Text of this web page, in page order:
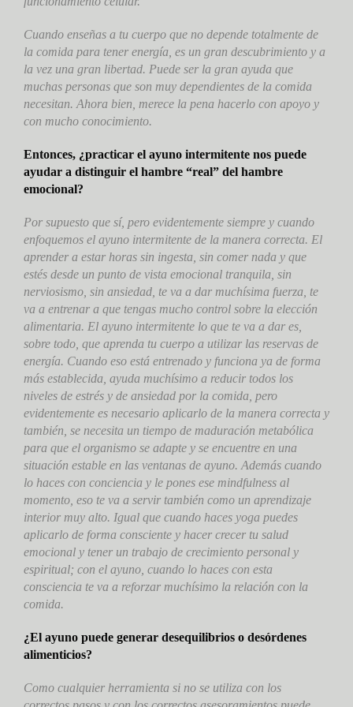
Cuando enseñas a tu cuerpo que no depende totalmente de
la comida para tener energía, es un gran descubrimiento y a
la vez una gran libertad. Puede ser la gran ayuda que
muchas personas que son muy dependientes de la comida
necesitan. Ahora bien, merece la pena hacerlo con apoyo y
con mucho conocimiento.
Entonces, ¿practicar el ayuno intermitente nos puede
ayudar a distinguir el hambre “real” del hambre
emocional?
Por supuesto que sí, pero evidentemente siempre y cuando
enfoquemos el ayuno intermitente de la manera correcta. El
aprender a estar horas sin ingesta, sin comer nada y que
estés desde un punto de vista emocional tranquila, sin
nerviosismo, sin ansiedad, te va a dar muchísima fuerza, te
va a entrenar a que tengas mucho control sobre la elección
alimentaria. El ayuno intermitente lo que te va a dar es,
sobre todo, que aprenda tu cuerpo a utilizar las reservas de
energía. Cuando eso está entrenado y funciona ya de forma
más establecida, ayuda muchísimo a reducir todos los
niveles de estrés y de ansiedad por la comida, pero
evidentemente es necesario aplicarlo de la manera correcta y
también, se necesita un tiempo de maduración metabólica
para que el organismo se adapte y se encuentre en una
situación estable en las ventanas de ayuno. Además cuando
lo haces con conciencia y le pones ese mindfulness al
momento, eso te va a servir también como un aprendizaje
interior muy alto. Igual que cuando haces yoga puedes
aplicarlo de forma consciente y hacer crecer tu salud
emocional y tener un trabajo de crecimiento personal y
espiritual; con el ayuno, cuando lo haces con esta
consciencia te va a reforzar muchísimo la relación con la
comida.
¿El ayuno puede generar desequilibrios o desórdenes
alimenticios?
Como cualquier herramienta si no se utiliza con los